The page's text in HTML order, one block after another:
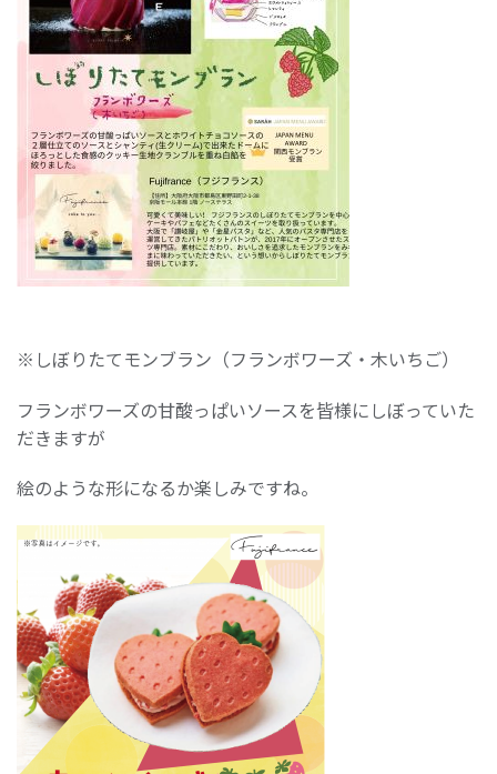
※しぼりたてモンブラン（フランボワーズ・木いちご）
フランボワーズの甘酸っぱいソースを皆様にしぼっていた
だきますが
絵のような形になるか楽しみですね。